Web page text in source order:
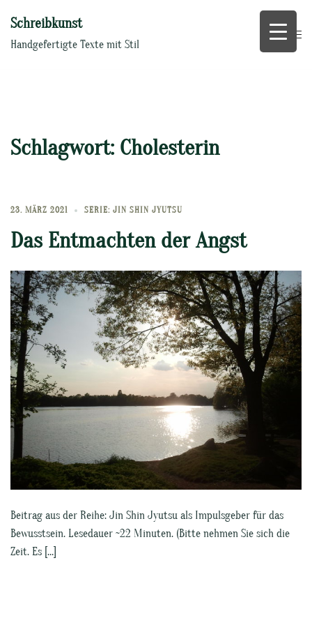
Inhalt
springen
Schreibkunst
Handgefertigte Texte mit Stil
Schlagwort: Cholesterin
23. MÄRZ 2021 SERIE: JIN SHIN JYUTSU
Das Entmachten der Angst
Beitrag aus der Reihe: Jin Shin Jyutsu als Impulsgeber für das
Bewusstsein. Lesedauer ~22 Minuten. (Bitte nehmen Sie sich die
Zeit. Es […]